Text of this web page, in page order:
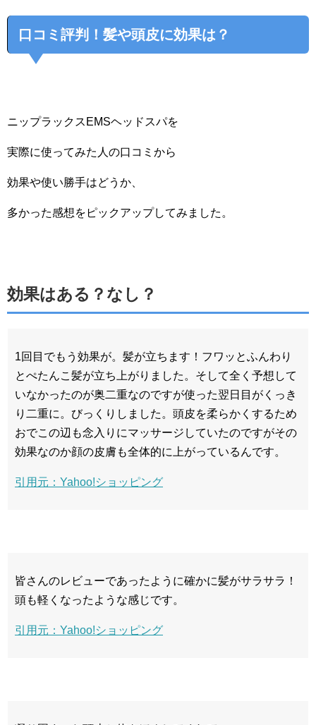
口コミ評判！髪や頭皮に効果は？
ニップラックスEMSヘッドスパを
実際に使ってみた人の口コミから
効果や使い勝手はどうか、
多かった感想をピックアップしてみました。
効果はある？なし？
1回目でもう効果が。髪が立ちます！フワッとふんわり
とぺたんこ髪が立ち上がりました。そして全く予想して
いなかったのが奥二重なのですが使った翌日目がくっき
り二重に。びっくりしました。頭皮を柔らかくするため
おでこの辺も念入りにマッサージしていたのですがその
効果なのか顔の皮膚も全体的に上がっているんです。
引用元：Yahoo!ショッピング
皆さんのレビューであったように確かに髪がサラサラ！
頭も軽くなったような感じです。
引用元：Yahoo!ショッピング